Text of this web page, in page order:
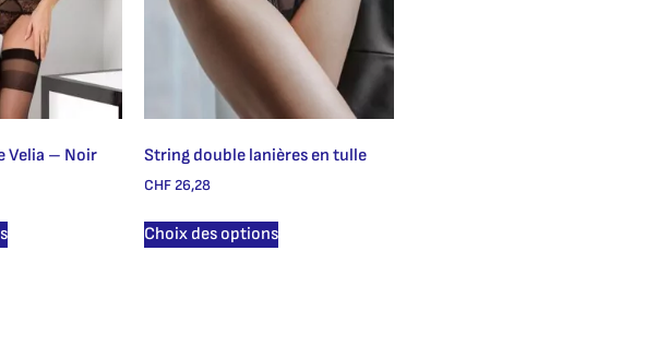
Velia – Noir String double lanières en tulle
CHF 26,28
Choix des options